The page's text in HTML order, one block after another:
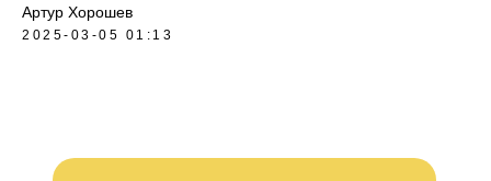
Артур Хорошев
2025-03-05 01:13